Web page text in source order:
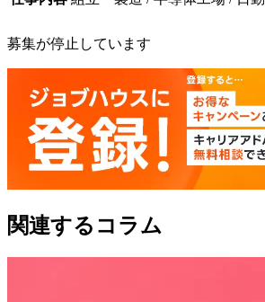
募集が停止しています
関連するコラム